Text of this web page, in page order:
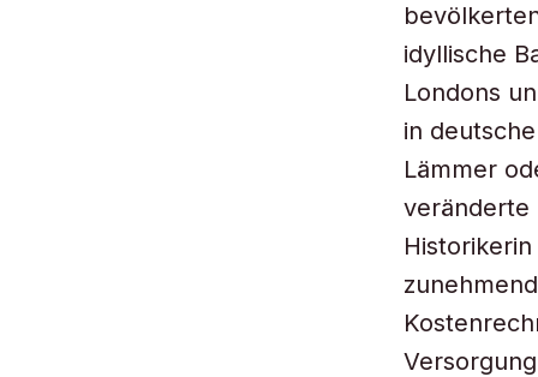
idyllische
Londons
in
Lämmer
veränderte